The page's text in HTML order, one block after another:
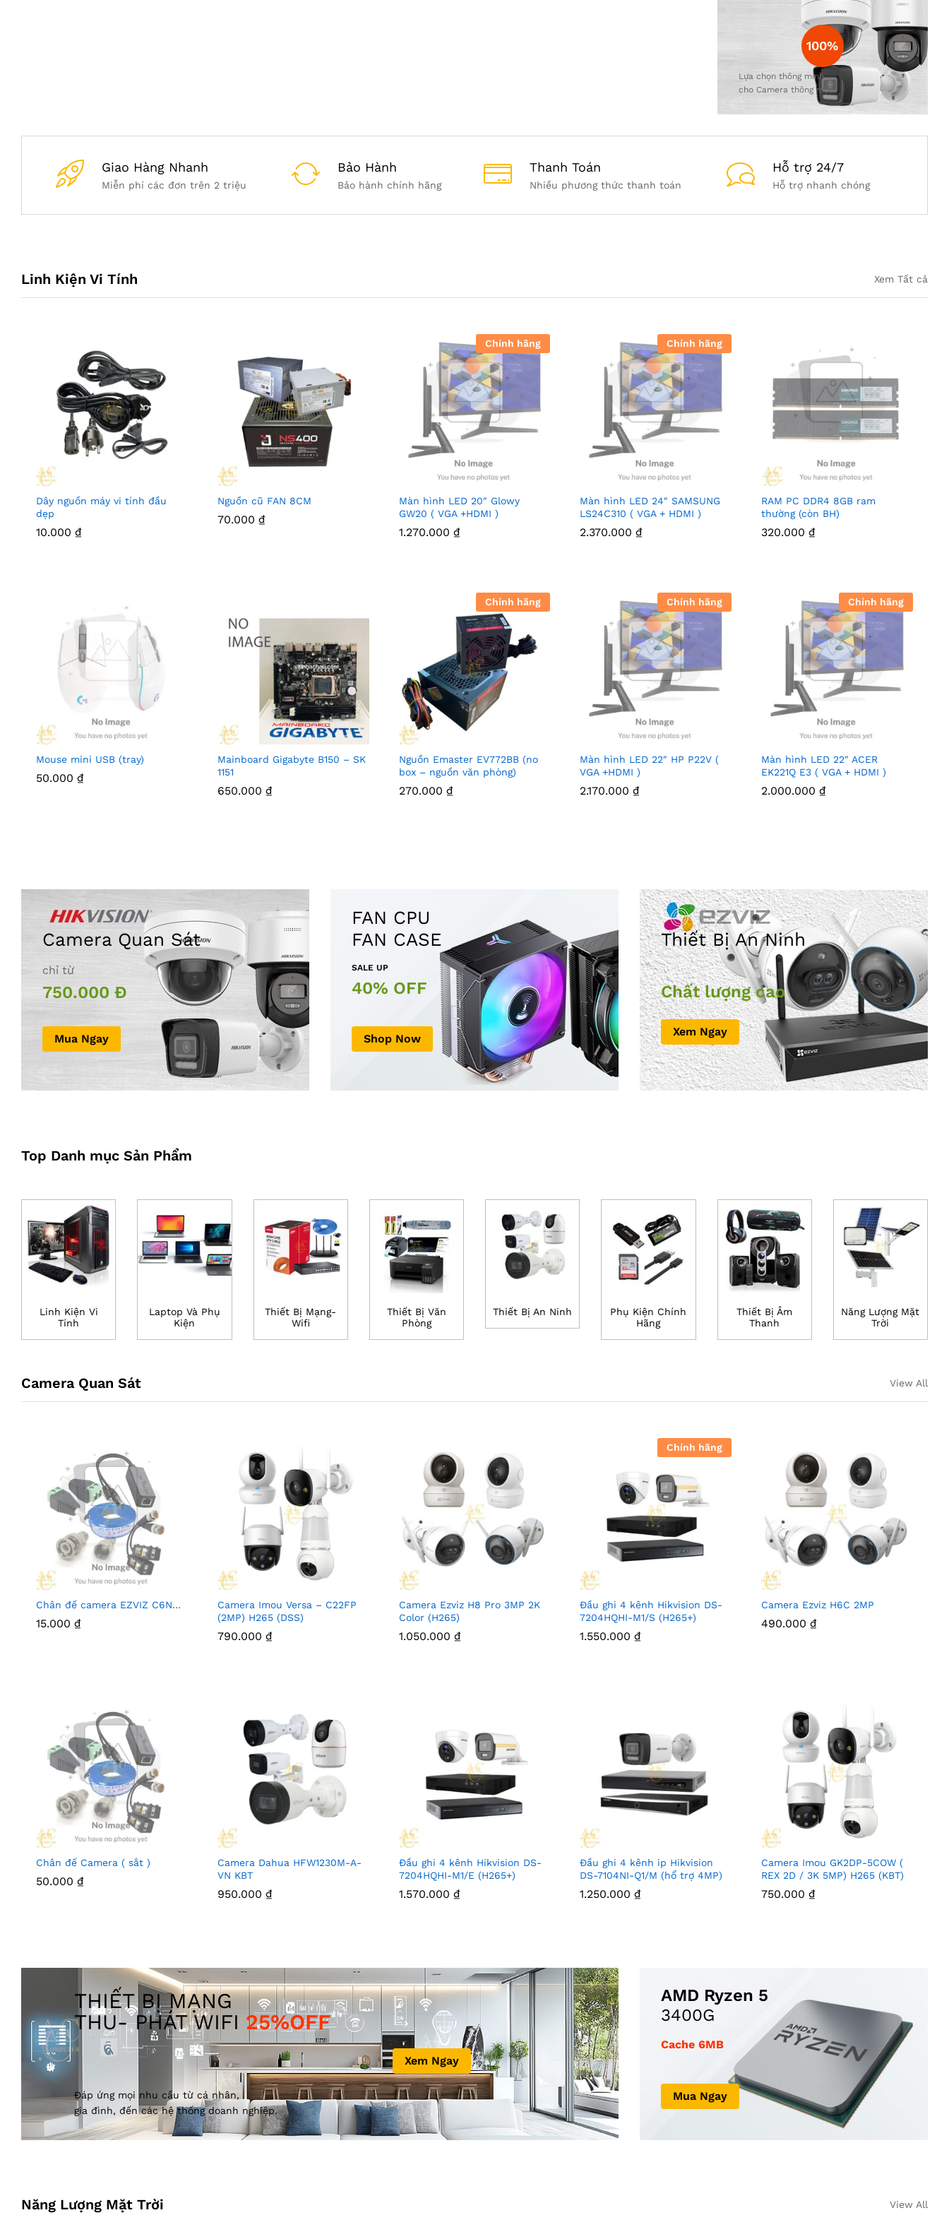
Lựa chọn thông minh
cho Camera thông minh
100%
Giao Hàng Nhanh
Miễn phí các đơn trên 2 triệu
Bảo Hành
Bảo hành chính hãng
Thanh Toán
Nhiều phương thức thanh toán
Hỗ trợ 24/7
Hỗ trợ nhanh chóng
Linh Kiện Vi Tính Xem Tất cả
Dây nguồn máy vi tính đầu
dẹp
10.000 ₫
Nguồn cũ FAN 8CM
70.000 ₫
Chính hãng
Màn hình LED 20″ Glowy
GW20 ( VGA +HDMI )
1.270.000 ₫
Chính hãng
Màn hình LED 24″ SAMSUNG
LS24C310 ( VGA + HDMI )
2.370.000₫
RAM PC DDR4 8GB ram
thường (còn BH)
320.000₫
Mouse mini USB (tray)
50.000 ₫
Mainboard Gigabyte B150 – SK
1151
650.000 ₫
Chính hãng
Nguồn Emaster EV772BB (no
box – nguồn văn phòng)
270.000 ₫
Chính hãng
Màn hình LED 22″ HP P22V (
VGA +HDMI )
2.170.000₫
Chính hãng
Màn hình LED 22″ ACER
EK221Q E3 ( VGA + HDMI )
2.000.000₫
Camera Quan Sát
chỉ từ
750.000 Đ
Mua Ngay
FAN CPU
FAN CASE
SALE UP
40% OFF
Shop Now
Thiết Bị An Ninh
Chất lượng cao
Xem Ngay
Top Danh mục Sản Phẩm
Linh Kiện Vi
Tính
Laptop Và Phụ
Kiện
Thiết Bị Mạng-
Wifi
Thiết Bị Văn
Phòng
Thiết Bị An Ninh
Phụ Kiện Chính
Hãng
Thiết Bị Âm
Thanh
Năng Lượng Mặt
Trời
Camera Quan Sát View All
Chân đế camera EZVIZ C6N…
15.000 ₫
Camera Imou Versa – C22FP
(2MP) H265 (DSS)
790.000 ₫
Camera Ezviz H8 Pro 3MP 2K
Color (H265)
1.050.000 ₫
Chính hãng
Đầu ghi 4 kênh Hikvision DS-
7204HQHI-M1/S (H265+)
1.550.000₫
Camera Ezviz H6C 2MP
490.000₫
Chân đế Camera ( sắt )
50.000 ₫
Camera Dahua HFW1230M-A-
VN KBT
950.000 ₫
Đầu ghi 4 kênh Hikvision DS-
7204HQHI-M1/E (H265+)
1.570.000 ₫
Đầu ghi 4 kênh ip Hikvision
DS-7104NI-Q1/M (hổ trợ 4MP)
1.250.000₫
Camera Imou GK2DP-5COW (
REX 2D / 3K 5MP) H265 (KBT)
750.000₫
THIẾT BỊ MẠNG
THU- PHÁT WIFI 25%OFF
Đáp ứng mọi nhu cầu từ cá nhân,
gia đình, đến các hệ thống doanh nghiệp.
Xem Ngay
AMD Ryzen 5
3400G
Cache 6MB
Mua Ngay
Năng Lượng Mặt Trời View All